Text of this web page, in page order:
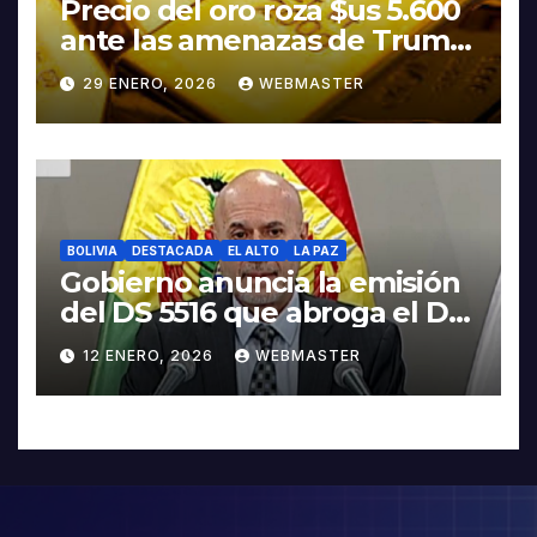
Precio del oro roza $us 5.600
ante las amenazas de Trump
contra Irán
29 ENERO, 2026 WEBMASTER
BOLIVIA DESTACADA EL ALTO LA PAZ
Gobierno anuncia la emisión
del DS 5516 que abroga el DS
5503
12 ENERO, 2026 WEBMASTER